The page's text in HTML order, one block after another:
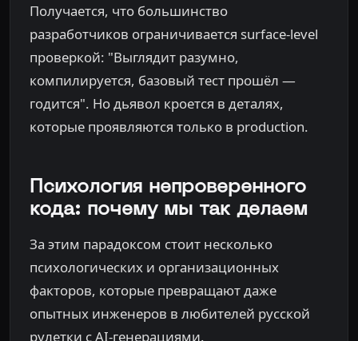
Получается, что большинство
разработчиков ограничивается surface-level
проверкой: "Выглядит разумно,
компилируется, базовый тест прошёл —
годится". Но дьявол кроется в деталях,
которые проявляются только в production.
Психология непроверенного
кода: почему мы так делаем
За этим парадоксом стоит несколько
психологических и организационных
факторов, которые превращают даже
опытных инженеров в любителей русской
рулетки с AI-генерациями.